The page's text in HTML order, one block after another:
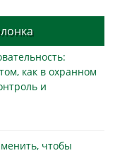
как в охранном
и
чтобы